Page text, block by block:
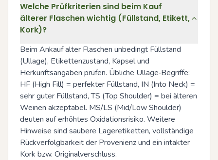
Welche Prüfkriterien sind beim Kauf
älterer Flaschen wichtig (Füllstand, Etikett,
Kork)?
Beim Ankauf alter Flaschen unbedingt Füllstand
(Ullage), Etikettenzustand, Kapsel und
Herkunftsangaben prüfen. Übliche Ullage‑Begriffe:
HF (High Fill) = perfekter Füllstand, IN (Into Neck) =
sehr guter Füllstand, TS (Top Shoulder) = bei älteren
Weinen akzeptabel. MS/LS (Mid/Low Shoulder)
deuten auf erhöhtes Oxidationsrisiko. Weitere
Hinweise sind saubere Lageretiketten, vollständige
Rückverfolgbarkeit der Provenienz und ein intakter
Kork bzw. Originalverschluss.